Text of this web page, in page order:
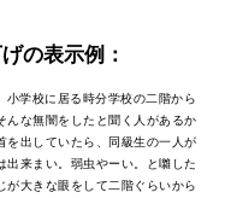
の表示例：
学校に居る時分学校の二階から
んな無闇をしたと聞く人があるか
を出していたら、同級生の一人が
出来まい。弱虫やーい。と囃した
大きな眼をして二階ぐらいから